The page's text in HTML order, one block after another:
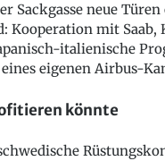
Sackgasse neue
Kooperation mit
italienische
eigenen Airbus-
könnte